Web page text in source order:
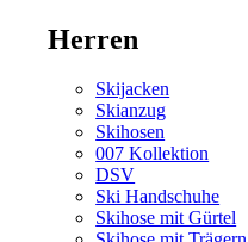
Herren
Skijacken
Skianzug
Skihosen
007 Kollektion
DSV
Ski Handschuhe
Skihose mit Gürtel